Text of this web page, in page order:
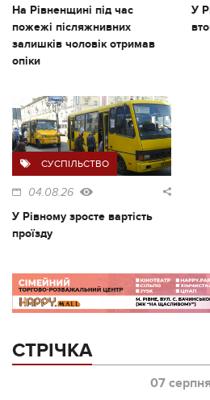
На Рівненщині під час
пожежі післяжнивних
залишків чоловік отримав
опіки
У
СУСПІЛЬСТВО
04.08.26
У Рівному зросте вартість
проїзду
СТРІЧКА
07 серпня